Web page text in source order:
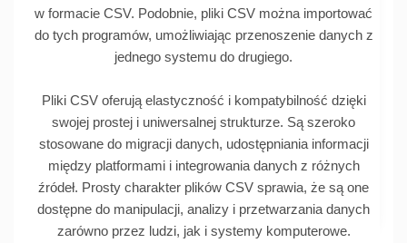
w formacie CSV. Podobnie, pliki CSV można importować
do tych programów, umożliwiając przenoszenie danych z
jednego systemu do drugiego.
Pliki CSV oferują elastyczność i kompatybilność dzięki
swojej prostej i uniwersalnej strukturze. Są szeroko
stosowane do migracji danych, udostępniania informacji
między platformami i integrowania danych z różnych
źródeł. Prosty charakter plików CSV sprawia, że są one
dostępne do manipulacji, analizy i przetwarzania danych
zarówno przez ludzi, jak i systemy komputerowe.